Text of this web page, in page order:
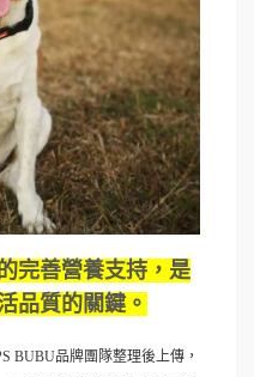
完善營養支持，是
品質的關鍵。
BUBU品牌團隊整理後上傳，